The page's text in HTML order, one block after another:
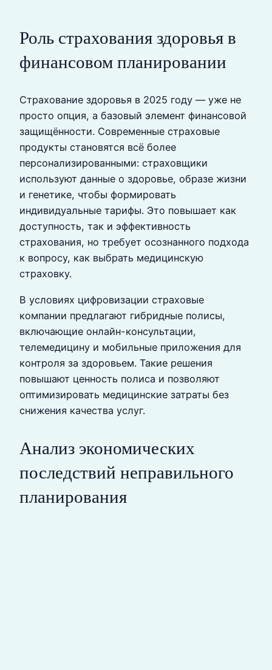
Роль страхования здоровья в
финансовом планировании
Страхование здоровья в 2025 году — уже не
просто опция, а базовый элемент финансовой
защищённости. Современные страховые
продукты становятся всё более
персонализированными: страховщики
используют данные о здоровье, образе жизни
и генетике, чтобы формировать
индивидуальные тарифы. Это повышает как
доступность, так и эффективность
страхования, но требует осознанного подхода
к вопросу, как выбрать медицинскую
страховку.
В условиях цифровизации страховые
компании предлагают гибридные полисы,
включающие онлайн-консультации,
телемедицину и мобильные приложения для
контроля за здоровьем. Такие решения
повышают ценность полиса и позволяют
оптимизировать медицинские затраты без
снижения качества услуг.
Анализ экономических
последствий неправильного
планирования